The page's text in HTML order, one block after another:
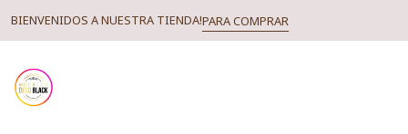
BIENVENIDOS A NUESTRA TIENDA!PARA COMPRAR